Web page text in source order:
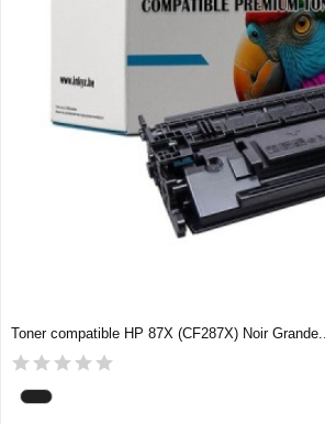
Toner compatible HP 87X (CF287X) Noir Grande...